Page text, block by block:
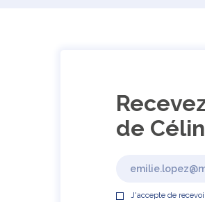
de
J'accepte de